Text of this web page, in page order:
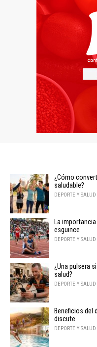
¿Cómo
saludable?
DEPORTE Y SALUD
La
esguince
DEPORTE Y SALUD
¿Una pulsera
salud?
DEPORTE Y SALUD
Beneficios del
discute
DEPORTE Y SALUD